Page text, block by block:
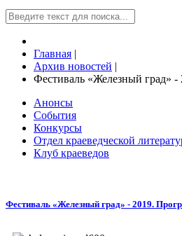
Главная |
Архив новостей |
Фестиваль «Железный град»
Анонсы
События
Конкурсы
Отдел краеведческой
Клуб краеведов
Фестиваль «Железный град» - 2019.